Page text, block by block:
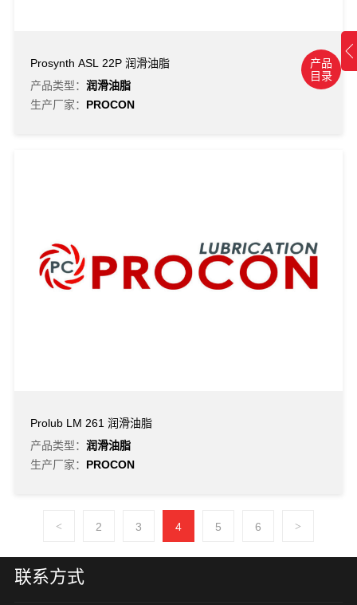
产品
目录
Prosynth ASL 22P 润滑油脂
产品类型： 润滑油脂
生产厂家： PROCON
Prolub LM 261 润滑油脂
产品类型： 润滑油脂
生产厂家： PROCON
< 2 3 4 5 6 >
联系方式